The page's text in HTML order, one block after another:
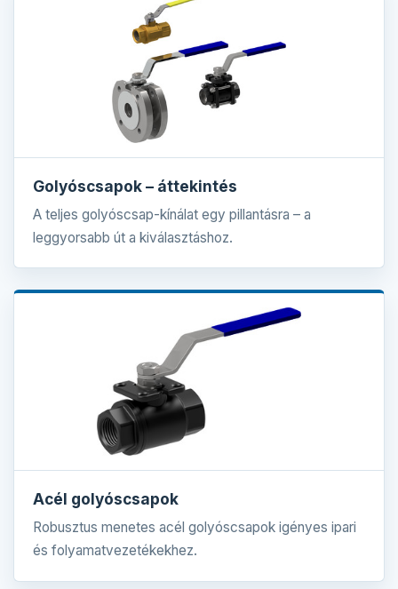
Golyóscsapok – áttekintés
A teljes golyóscsap-kínálat egy pillantásra – a
leggyorsabb út a kiválasztáshoz.
Acél golyóscsapok
Robusztus menetes acél golyóscsapok igényes ipari
és folyamatvezetékekhez.